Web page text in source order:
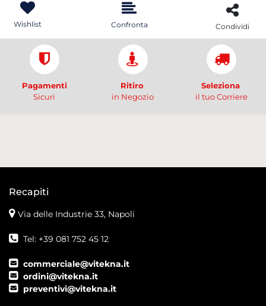
Wishlist Confronta Condividi
Pagamenti
Sicuri
Ritiro
in Negozio
Seleziona
il tuo Corriere
Recapiti
Via delle Industrie 33, Napoli
Tel: +39 081 752 45 12
commerciale@vitekna.it
ordini@vitekna.it
preventivi@vitekna.it